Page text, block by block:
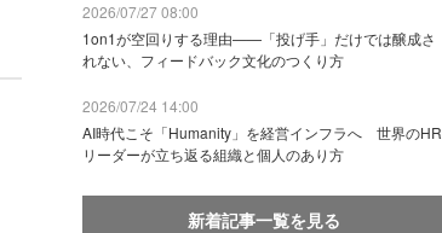
2026/07/27 08:00
1on1が空回りする理由——「投げ手」だけでは醸成さ
れない、フィードバック文化のつくり方
2026/07/24 14:00
AI時代こそ「Humanity」を経営インフラへ 世界のHR
リーダーが立ち返る組織と個人のあり方
新着記事一覧を見る